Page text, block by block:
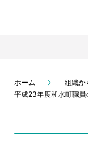
ホーム 組織か
平成23年度和水町職